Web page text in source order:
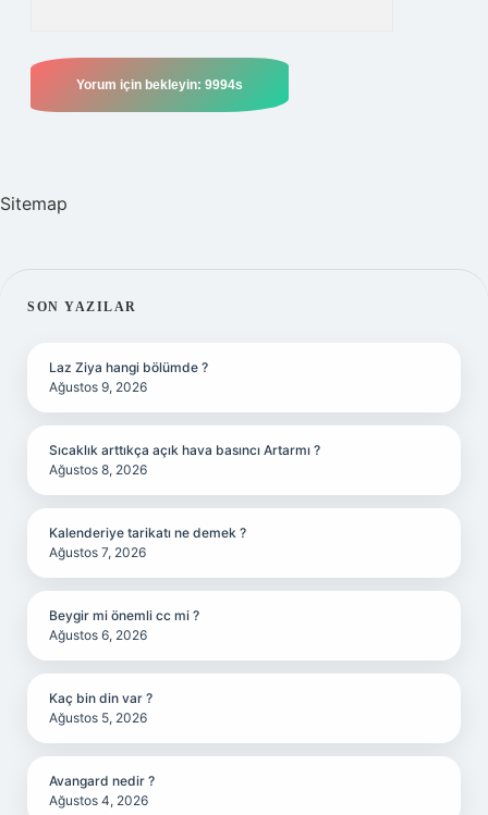
Sitemap
SIDEBAR
SON YAZILAR
Laz Ziya hangi bölümde ?
Ağustos 9, 2026
Sıcaklık arttıkça açık hava basıncı Artarmı ?
Ağustos 8, 2026
Kalenderiye tarikatı ne demek ?
Ağustos 7, 2026
Beygir mi önemli cc mi ?
Ağustos 6, 2026
Kaç bin din var ?
Ağustos 5, 2026
Avangard nedir ?
Ağustos 4, 2026